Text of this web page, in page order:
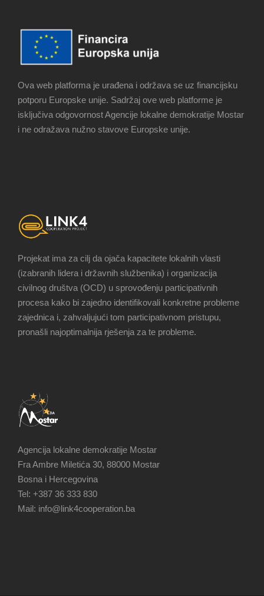
Ova web platforma je urađena i održava se uz financijsku
potporu Europske unije. Sadržaj ove web platforme je
isključiva odgovornost Agencije lokalne demokratije Mostar
i ne odražava nužno stavove Europske unije.
Projekat ima za cilj da ojača kapacitete lokalnih vlasti
(izabranih lidera i državnih službenika) i organizacija
civilnog društva (OCD) u sprovođenju participativnih
procesa kako bi zajedno identifikovali konkretne probleme
zajednica i, zahvaljujući tom participativnom pristupu,
pronašli najoptimalnija rješenja za te probleme.
Agencija lokalne demokratije Mostar
Fra Ambre Miletića 30, 88000 Mostar
Bosna i Hercegovina
Tel: +387 36 333 830
Mail: info@link4cooperation.ba